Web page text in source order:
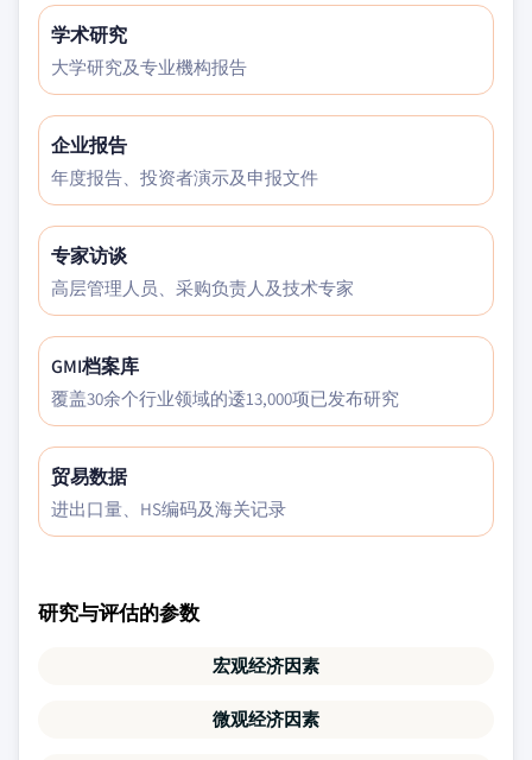
学术研究
大学研究及专业機构报告
企业报告
年度报告、投资者演示及申报文件
专家访谈
高层管理人员、采购负责人及技术专家
GMI档案库
覆盖30余个行业领域的逶13,000项已发布研究
贸易数据
进出口量、HS编码及海关记录
研究与评估的参数
宏观经济因素
微观经济因素